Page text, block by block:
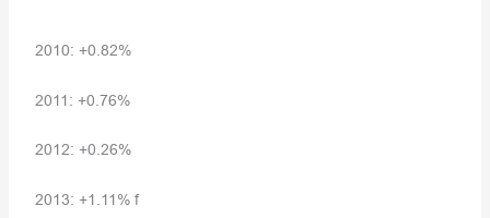
2010: +0.82%
2011: +0.76%
2012: +0.26%
2013: +1.11% f